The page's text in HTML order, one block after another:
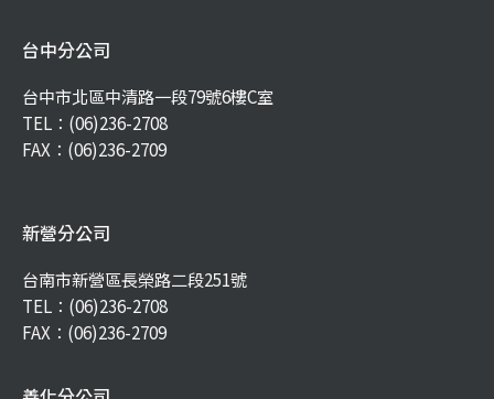
台中分公司
台中市北區中清路一段79號6樓C室
TEL： (06)236-2708
FAX：(06)236-2709
新營分公司
台南市新營區長榮路二段251號
TEL： (06)236-2708
FAX：(06)236-2709